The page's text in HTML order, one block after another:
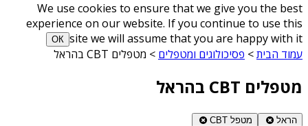
We use cookies to ensure that we give you the best
experience on our website. If you continue to use this
site we will assume that you are happy with it
ОК
עמוד הבית> פסיכולוגים ומטפלים > מטפלים CBT בהראל
מטפלים CBT בהראל
הראל מטפל CBT